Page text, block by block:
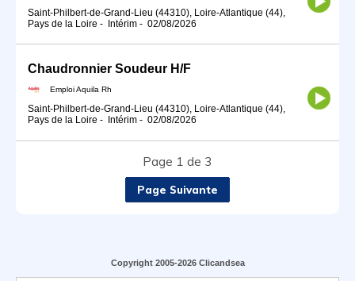
Saint-Philbert-de-Grand-Lieu (44310), Loire-Atlantique (44),
Pays de la Loire - Intérim - 02/08/2026
Chaudronnier Soudeur H/F
Emploi Aquila Rh
Saint-Philbert-de-Grand-Lieu (44310), Loire-Atlantique (44),
Pays de la Loire - Intérim - 02/08/2026
Page 1 de 3
Page Suivante
Copyright 2005-2026 Clicandsea